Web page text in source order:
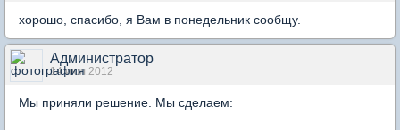
хорошо, спасибо, я Вам в понедельник сообщу.
Администратор
14 июл 2012
Мы приняли решение. Мы сделаем: